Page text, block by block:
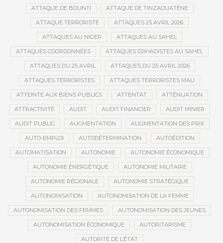
ATTAQUE DE BOUNTI ATTAQUE DE TINZAOUATÈNE
ATTAQUE TERRORISTE ATTAQUES 25 AVRIL 2026
ATTAQUES AU NIGER ATTAQUES AU SAHEL
ATTAQUES COORDONNÉES ATTAQUES DJIHADISTES AU SAHEL
ATTAQUES DU 25 AVRIL ATTAQUES DU 25 AVRIL 2026
ATTAQUES TERRORISTES ATTAQUES TERRORISTES MALI
ATTEINTE AUX BIENS PUBLICS ATTENTAT ATTÉNUATION
ATTRACTIVITÉ AUDIT AUDIT FINANCIER AUDIT MINIER
AUDIT PUBLIC AUGMENTATION AUGMENTATION DES PRIX
AUTO-EMPLOI AUTODÉTERMINATION AUTOÉDITION
AUTOMATISATION AUTONOMIE AUTONOMIE ÉCONOMIQUE
AUTONOMIE ÉNERGÉTIQUE AUTONOMIE MILITAIRE
AUTONOMIE RÉGIONALE AUTONOMIE STRATÉGIQUE
AUTONOMISATION AUTONOMISATION DE LA FEMME
AUTONOMISATION DES FEMMES AUTONOMISATION DES JEUNES
AUTONOMISATION ÉCONOMIQUE AUTORITARISME
AUTORITÉ DE L’ÉTAT